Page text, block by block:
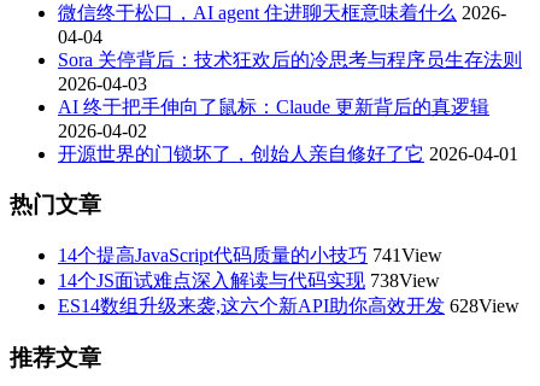
微信终于松口，AI agent 住进聊天框意味着什么 2026-
04-04
Sora 关停背后：技术狂欢后的冷思考与程序员生存法则
2026-04-03
AI 终于把手伸向了鼠标：Claude 更新背后的真逻辑
2026-04-02
开源世界的门锁坏了，创始人亲自修好了它 2026-04-01
热门文章
14个提高JavaScript代码质量的小技巧 741View
14个JS面试难点深入解读与代码实现 738View
ES14数组升级来袭,这六个新API助你高效开发 628View
推荐文章